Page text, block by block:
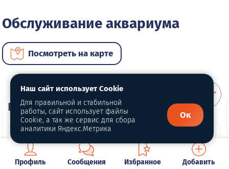
Обслуживание аквариума
Посмотреть на карте
ВИП услуги
Профиль Сообщения Избранное Добавить
Наш сайт использует Cookie
Для правильной и стабильной
работы, сайт использует файлы
Cookie, а так же сервис для сбора
аналитики Яндекс.Метрика
Ок